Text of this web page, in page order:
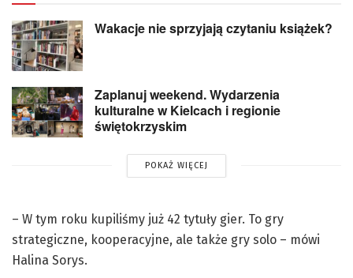
Wakacje nie sprzyjają czytaniu książek?
Zaplanuj weekend. Wydarzenia
kulturalne w Kielcach i regionie
świętokrzyskim
POKAŻ WIĘCEJ
– W tym roku kupiliśmy już 42 tytuły gier. To gry
strategiczne, kooperacyjne, ale także gry solo – mówi
Halina Sorys.